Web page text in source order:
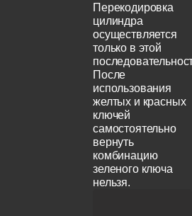
Перекодировка
цилиндра
осуществляется
только в этой
После
использования
желтых и красных
ключей
самостоятельно
вернуть
комбинацию
зеленого ключа
нельзя.